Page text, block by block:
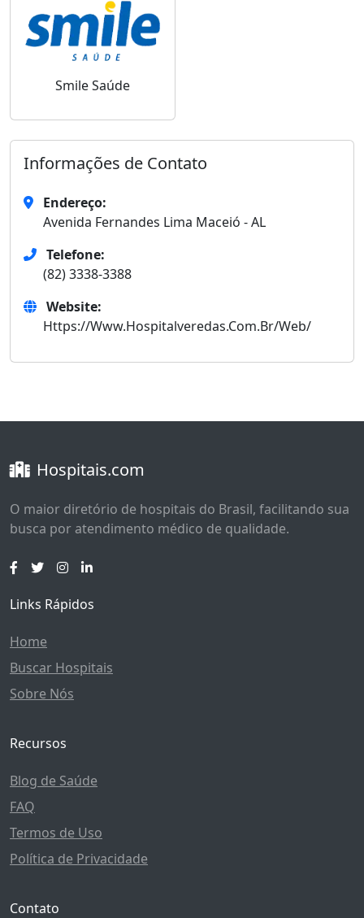
Smile Saúde
Informações de Contato
Endereço:
Avenida Fernandes Lima Maceió - AL
Telefone:
(82) 3338-3388
Website:
Https://Www.Hospitalveredas.Com.Br/Web/
Hospitais.com
O maior diretório de hospitais do Brasil, facilitando sua
busca por atendimento médico de qualidade.
Links Rápidos
Home
Buscar Hospitais
Sobre Nós
Recursos
Blog de Saúde
FAQ
Termos de Uso
Política de Privacidade
Contato